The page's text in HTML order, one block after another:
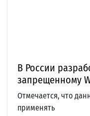
В России
запрещенному
Отмечается, что
применять